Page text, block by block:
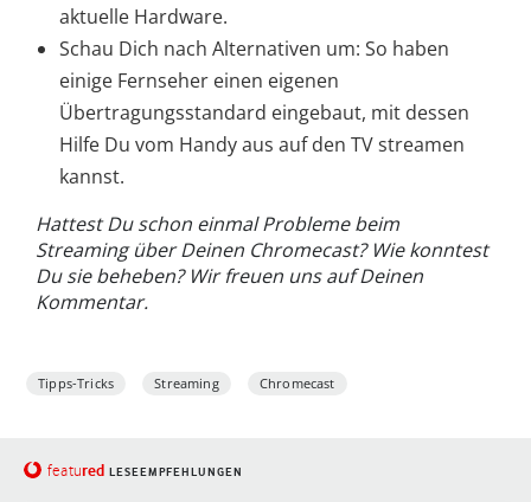
aktuelle Hardware.
Schau Dich nach Alternativen um: So haben
einige Fernseher einen eigenen
Übertragungsstandard eingebaut, mit dessen
Hilfe Du vom Handy aus auf den TV streamen
kannst.
Hattest Du schon einmal Probleme beim
Streaming über Deinen Chromecast? Wie konntest
Du sie beheben? Wir freuen uns auf Deinen
Kommentar.
Tipps-Tricks Streaming Chromecast
featured LESEEMPFEHLUNGEN